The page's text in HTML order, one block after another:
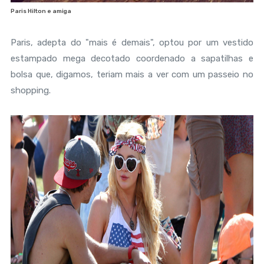
Paris Hilton e amiga
Paris, adepta do "mais é demais", optou por um vestido
estampado mega decotado coordenado a sapatilhas e
bolsa que, digamos, teriam mais a ver com um passeio no
shopping.